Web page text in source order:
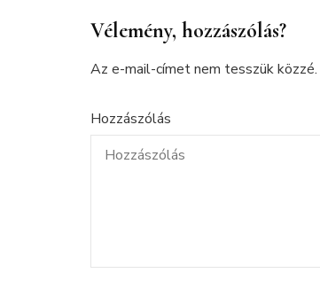
Vélemény, hozzászólás?
Az e-mail-címet nem tesszük közzé.
Hozzászólás